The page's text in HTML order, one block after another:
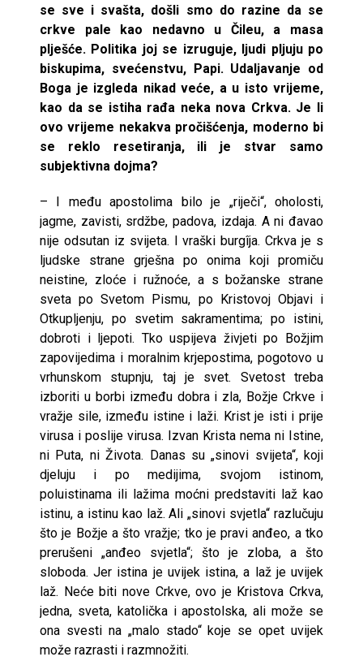
se sve i svašta, došli smo do razine da se
crkve pale kao nedavno u Čileu, a masa
plješće. Politika joj se izruguje, ljudi pljuju po
biskupima, svećenstvu, Papi. Udaljavanje od
Boga je izgleda nikad veće, a u isto vrijeme,
kao da se istiha rađa neka nova Crkva. Je li
ovo vrijeme nekakva pročišćenja, moderno bi
se reklo resetiranja, ili je stvar samo
subjektivna dojma?
– I među apostolima bilo je „riječi“, oholosti,
jagme, zavisti, srdžbe, padova, izdaja. A ni đavao
nije odsutan iz svijeta. I vraški burgîja. Crkva je s
ljudske strane grješna po onima koji promiču
neistine, zloće i ružnoće, a s božanske strane
sveta po Svetom Pismu, po Kristovoj Objavi i
Otkupljenju, po svetim sakramentima; po istini,
dobroti i ljepoti. Tko uspijeva živjeti po Božjim
zapovijedima i moralnim krjepostima, pogotovo u
vrhunskom stupnju, taj je svet. Svetost treba
izboriti u borbi između dobra i zla, Božje Crkve i
vražje sile, između istine i laži. Krist je isti i prije
virusa i poslije virusa. Izvan Krista nema ni Istine,
ni Puta, ni Života. Danas su „sinovi svijeta“, koji
djeluju i po medijima, svojom istinom,
poluistinama ili lažima moćni predstaviti laž kao
istinu, a istinu kao laž. Ali „sinovi svjetla“ razlučuju
što je Božje a što vražje; tko je pravi anđeo, a tko
prerušeni „anđeo svjetla“; što je zloba, a što
sloboda. Jer istina je uvijek istina, a laž je uvijek
laž. Neće biti nove Crkve, ovo je Kristova Crkva,
jedna, sveta, katolička i apostolska, ali može se
ona svesti na „malo stado“ koje se opet uvijek
može razrasti i razmnožiti.